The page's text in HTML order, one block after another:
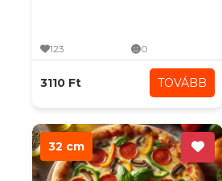
123 0
3110 Ft TOVÁBB
32 cm